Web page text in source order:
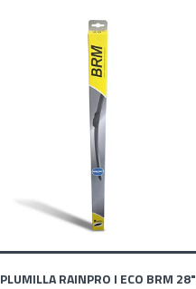
PLUMILLA RAINPRO I ECO BRM 28"